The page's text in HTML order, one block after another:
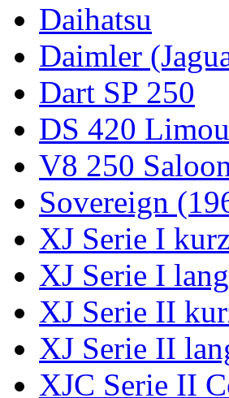
Daihatsu
Daimler
Dart SP 250
DS 420
V8 250
Sovereign
XJ Serie I
XJ Serie I
XJ Serie II
XJ Serie II
XJC Serie II